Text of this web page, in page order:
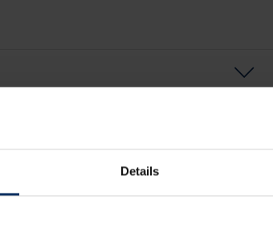
Details